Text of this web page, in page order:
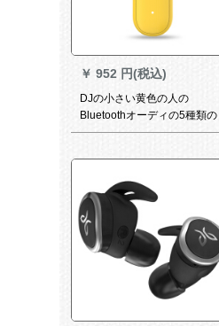
￥ 952 円(税込)
DJの小さい黄色の人の
Bluetoothオーディの5種類の
小さい黄色の人の音効果の有
線Bluetooth Cobaに変化しま
す。